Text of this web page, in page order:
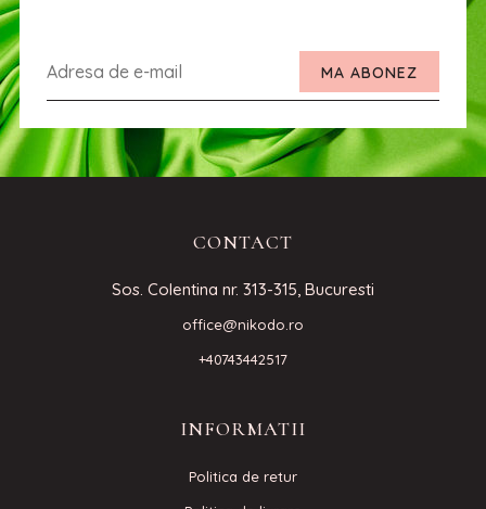
MA ABONEZ
CONTACT
Sos. Colentina nr. 313-315, Bucuresti
office@nikodo.ro
+40743442517
INFORMATII
Politica de retur